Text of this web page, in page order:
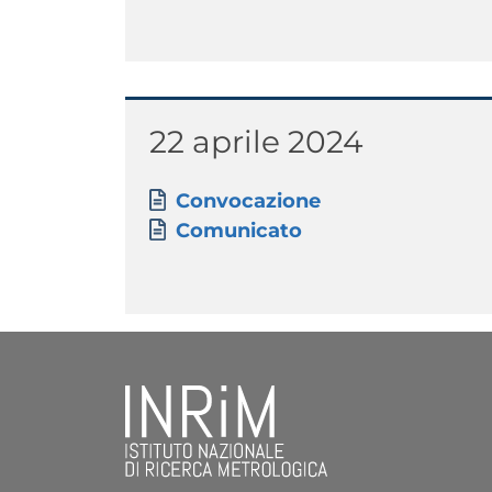
Titolo
22 aprile 2024
Paragrafo
Allegati
Documento
Convocazione
Documento
Comunicato